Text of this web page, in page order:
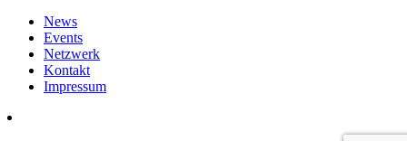
News
Events
Netzwerk
Kontakt
Impressum